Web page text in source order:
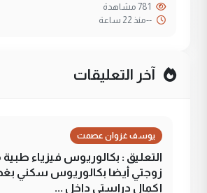
--منذ 22 ساعة
آخر التعليقات
يوسف غزوان عصمت
التعليق : بكالوريوس فيزياء
زوجتي أيضا بكالوريوس سكني
إكمال دراستي داخل ...